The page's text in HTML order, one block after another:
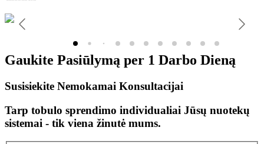
Gaukite Pasiūlymą per 1 Darbo Dieną
Susisiekite Nemokamai Konsultacijai
Tarp tobulo sprendimo individualiai Jūsų nuotekų
sistemai - tik viena žinutė mums.